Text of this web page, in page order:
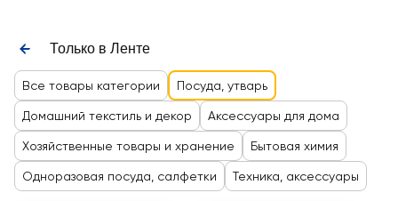
Только в Ленте
Все товары категории Посуда, утварь
Домашний текстиль и декор Аксессуары для дома
Хозяйственные товары и хранение Бытовая химия
Одноразовая посуда, салфетки Техника, аксессуары